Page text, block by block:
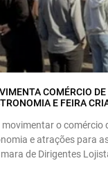
COMÉRCIO
E FEIRA
movimentar o comércio
e atrações para
de Dirigentes